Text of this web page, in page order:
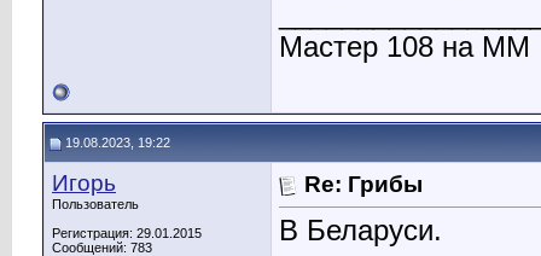
Мастер 108 на ММ
19.08.2023, 19:22
Игорь
Пользователь
Регистрация: 29.01.2015
Сообщений: 783
Re: Грибы
В Беларуси.